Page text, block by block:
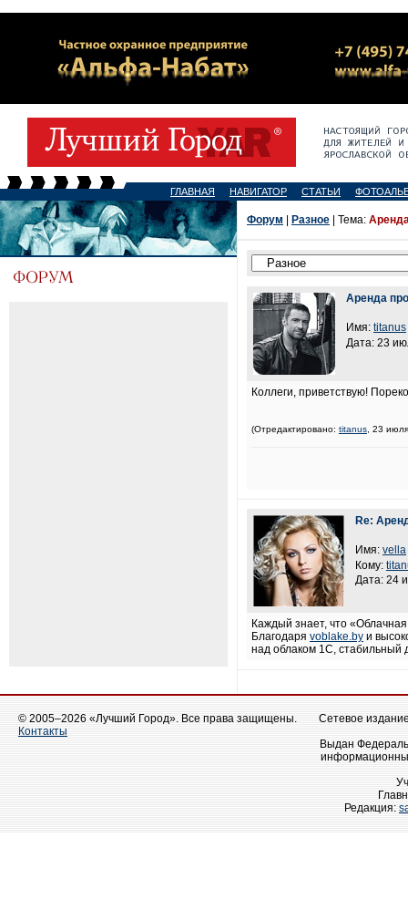
ГЛАВНАЯ НАВИГАТОР СТАТЬИ
Форум Разное | Тема:
Аренда
Имя: titanus
Дата: 23
Коллеги, приветствую!
(Отредактировано: titanus , 23
Re:
Имя: vella
Кому:
Дата: 24
Каждый знает, что
Благодаря voblake.by и
над облаком 1С, стабильный
© 2005–2026 «Лучший Город». Все права защищены.
Контакты
Сетевое
Выдан
Редакция: